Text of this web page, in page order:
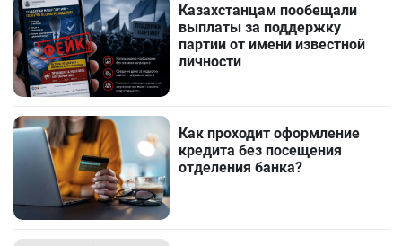
Казахстанцам пообещали
выплаты за поддержку
партии от имени известной
личности
Как проходит оформление
кредита без посещения
отделения банка?